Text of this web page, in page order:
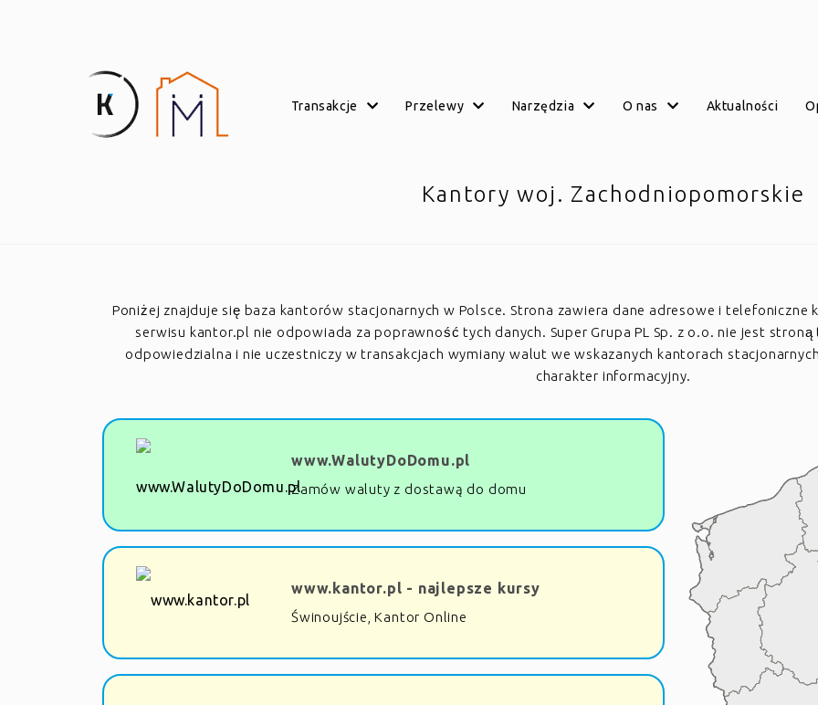
transakcje przelewy narzędzia o nas aktualności
Kantory woj. Zachodniopomorskie
Poniżej znajduje się baza kantorów stacjonarnych w Polsce. Strona zawiera dane adresowe i telefoniczne
serwisu kantor.pl nie odpowiada za poprawność tych danych. Super Grupa PL Sp. z o.o. nie jest
odpowiedzialna i nie uczestniczy w transakcjach wymiany walut we wskazanych kantorach
charakter informacyjny.
www.WalutyDoDomu.pl
Zamów waluty z dostawą do domu
www.kantor.pl - najlepsze kursy
Świnoujście, Kantor Online